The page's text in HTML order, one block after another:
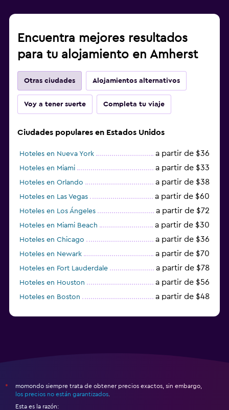
Encuentra mejores resultados
para tu alojamiento en Amherst
Otras ciudades Alojamientos alternativos
Voy a tener suerte Completa tu viaje
Ciudades populares en Estados Unidos
Hoteles en Nueva York a partir de $36
Hoteles en Miami a partir de $33
Hoteles en Orlando a partir de $38
Hoteles en Las Vegas a partir de $60
Hoteles en Los Ángeles a partir de $72
Hoteles en Miami Beach a partir de $30
Hoteles en Chicago a partir de $36
Hoteles en Newark a partir de $70
Hoteles en Fort Lauderdale a partir de $78
Hoteles en Houston a partir de $56
Hoteles en Boston a partir de $48
*
momondo siempre trata de obtener precios exactos, sin embargo,
los precios no están garantizados
Esta es la razón: